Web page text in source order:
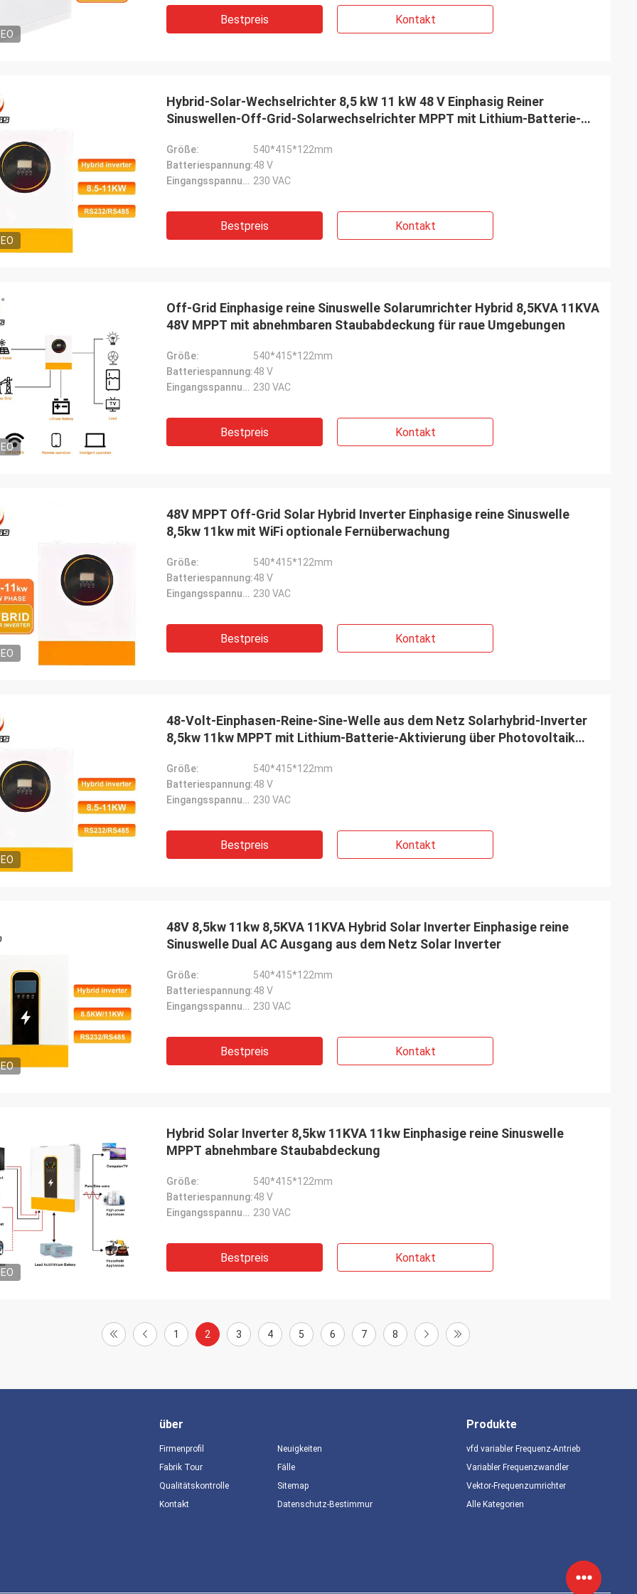
Bestpreis Kontakt
Hybrid-Solar-Wechselrichter 8,5 kW 11 kW 48 V Einphasig Reiner
Sinuswellen-Off-Grid-Solarwechselrichter MPPT mit Lithium-Batterie-
Größe:
540*415*122mm
Batteriespannung:48 V
Eingangsspannung: 230 VAC
Bestpreis Kontakt
Off-Grid Einphasige reine Sinuswelle Solarumrichter Hybrid 8,5KVA 11KVA
48V MPPT mit abnehmbaren Staubabdeckung für raue Umgebungen
Größe:
540*415*122mm
Batteriespannung:48 V
Eingangsspannung: 230 VAC
Bestpreis Kontakt
48V MPPT Off-Grid Solar Hybrid Inverter Einphasige reine Sinuswelle
8,5kw 11kw mit WiFi optionale Fernüberwachung
Größe:
540*415*122mm
Batteriespannung:48 V
Eingangsspannung: 230 VAC
Bestpreis Kontakt
48-Volt-Einphasen-Reine-Sine-Welle aus dem Netz Solarhybrid-Inverter
8,5kw 11kw MPPT mit Lithium-Batterie-Aktivierung über Photovoltaik
Größe:
540*415*122mm
Batteriespannung:48 V
Eingangsspannung: 230 VAC
Bestpreis Kontakt
48V 8,5kw 11kw 8,5KVA 11KVA Hybrid Solar Inverter Einphasige reine
Sinuswelle Dual AC Ausgang aus dem Netz Solar Inverter
Größe:
540*415*122mm
Batteriespannung:48 V
Eingangsspannung: 230 VAC
Bestpreis Kontakt
Hybrid Solar Inverter 8,5kw 11KVA 11kw Einphasige reine Sinuswelle
MPPT abnehmbare Staubabdeckung
Größe:
540*415*122mm
Batteriespannung:48 V
Eingangsspannung: 230 VAC
Bestpreis Kontakt
1 2 3 4 5 6 7 8
über
Firmenprofil
Fabrik Tour
Qualitätskontrolle
Kontakt
Neuigkeiten
Fälle
Sitemap
Datenschutz-Bestimmungen
Produkte
vfd variabler Frequenz-Antrieb
Variabler Frequenzwandler
Vektor-Frequenzumrichter
Alle Kategorien